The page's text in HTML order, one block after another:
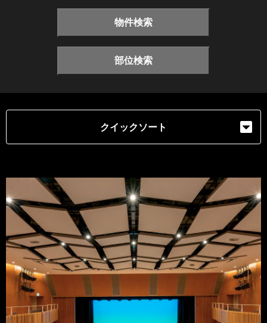
物件検索
部位検索
クイックソート